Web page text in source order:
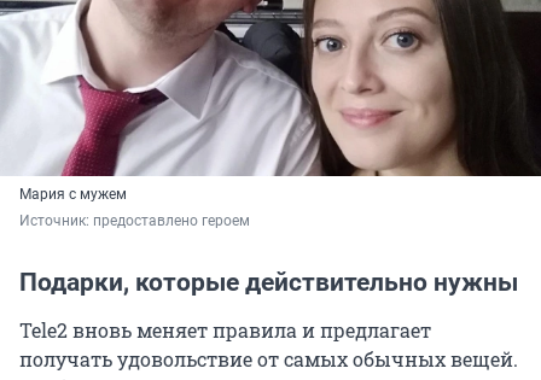
Мария с мужем
Источник: предоставлено героем
Подарки, которые действительно нужны
Tele2 вновь меняет правила и предлагает
получать удовольствие от самых обычных вещей.